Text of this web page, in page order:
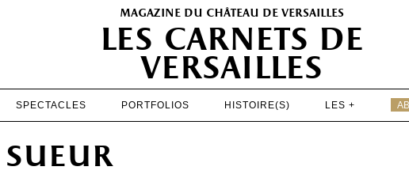
magazine du château de versailles
les carnets de
versailles
SPECTACLES PORTFOLIOS HISTOIRE(S) LES +
sueur